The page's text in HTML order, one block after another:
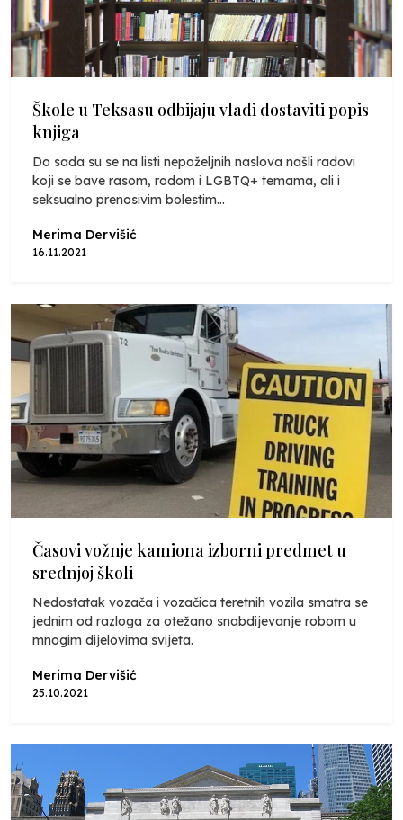
Škole u Teksasu odbijaju vladi dostaviti popis
knjiga
Do sada su se na listi nepoželjnih naslova našli radovi
koji se bave rasom, rodom i LGBTQ+ temama, ali i
seksualno prenosivim bolestim...
Merima Dervišić
16.11.2021
Časovi vožnje kamiona izborni predmet u
srednjoj školi
Nedostatak vozača i vozačica teretnih vozila smatra se
jednim od razloga za otežano snabdijevanje robom u
mnogim dijelovima svijeta.
Merima Dervišić
25.10.2021